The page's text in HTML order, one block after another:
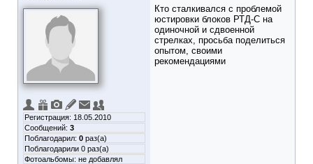
Регистрация: 18.05.2010
Сообщений: 3
Поблагодарил: 0 раз(а)
Поблагодарили 0 раз(а)
Фотоальбомы: не добавлял
Кто сталкивался с проблемой
юстировки блоков РТД-С на
одиночной и сдвоенной
стрелках, просьба поделиться
опытом, своими
рекомендациями